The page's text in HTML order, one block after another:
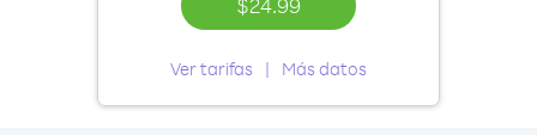
Ver tarifas Más datos